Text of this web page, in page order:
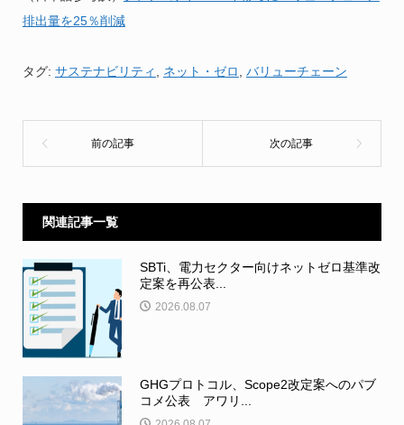
排出量を25％削減
タグ: サステナビリティ ネット・ゼロ バリューチェーン
関連記事一覧
SBTi、電力セクター向けネットゼロ基準改
定案を再公表...
2026.08.07
GHGプロトコル、Scope2改定案へのパブ
コメ公表 アワリ...